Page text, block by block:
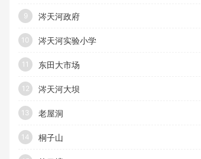
9 涔天河政府
10 涔天河实验小学
11 东田大市场
12 涔天河大坝
13 老屋洞
14 桐子山